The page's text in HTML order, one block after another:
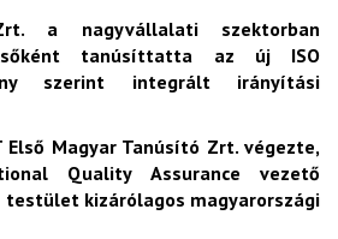
a nagyvállalati szektorban
tanúsíttatta az új ISO
szerint integrált irányítási
Magyar Tanúsító Zrt. végezte,
Quality Assurance vezető
kizárólagos magyarországi